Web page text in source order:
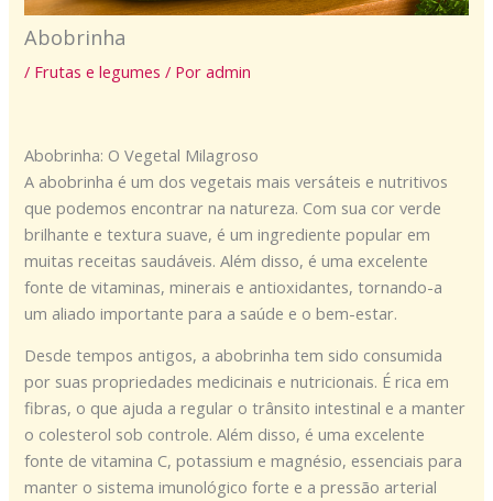
Abobrinha
/ Frutas e legumes / Poradmin
Abobrinha: O Vegetal Milagroso
A abobrinha é um dos vegetais mais versáteis e nutritivos
que podemos encontrar na natureza. Com sua cor verde
brilhante e textura suave, é um ingrediente popular em
muitas receitas saudáveis. Além disso, é uma excelente
fonte de vitaminas, minerais e antioxidantes, tornando-a
um aliado importante para a saúde e o bem-estar.
Desde tempos antigos, a abobrinha tem sido consumida
por suas propriedades medicinais e nutricionais. É rica em
fibras, o que ajuda a regular o trânsito intestinal e a manter
o colesterol sob controle. Além disso, é uma excelente
fonte de vitamina C, potassium e magnésio, essenciais para
manter o sistema imunológico forte e a pressão arterial